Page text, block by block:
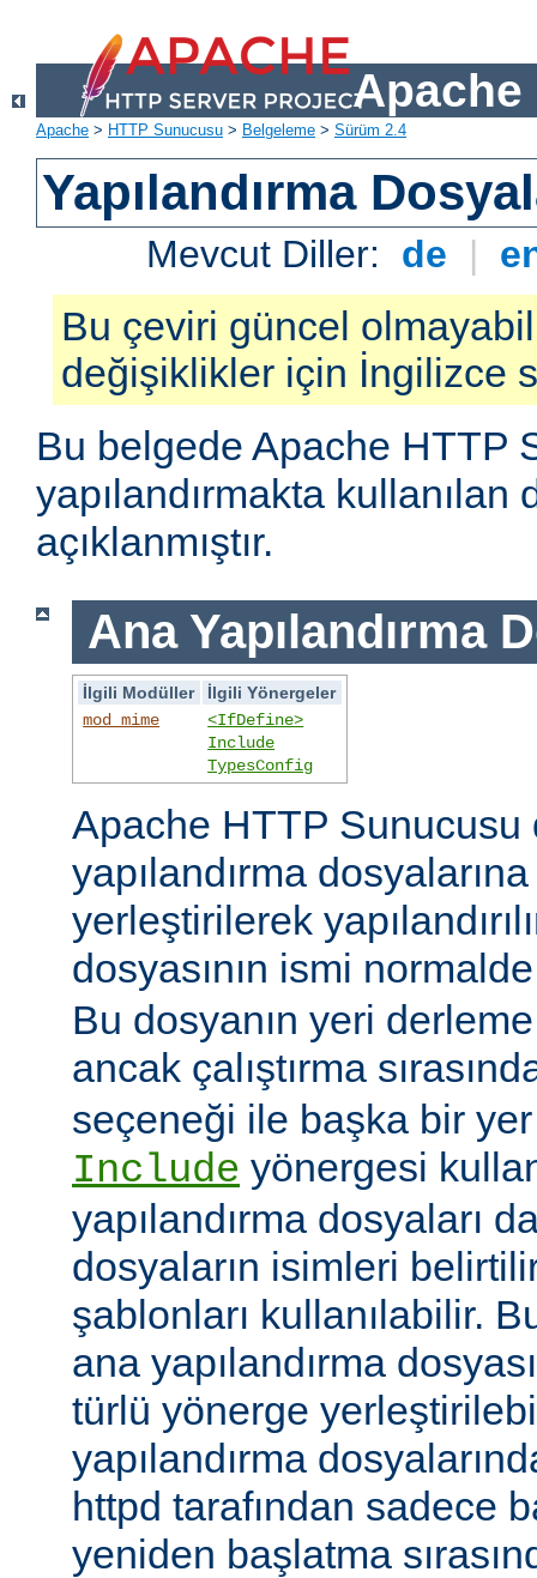
Apache
Apache > HTTP Sunucusu > Belgeleme > Sürüm 2.4
Yapılandırma
Mevcut Diller: de |
Bu çeviri güncel
değişiklikler için İngilizce
Bu belgede Apache HTTP
yapılandırmakta kullanılan
açıklanmıştır.
Ana Yapılandırma
İlgili Modüller
İlgili Yönergeler
mod_mime
<IfDefine>
Include
TypesConfig
Apache HTTP Sunucusu
yapılandırma
yerleştirilerek
dosyasının ismi
Bu dosyanın yeri
ancak çalıştırma
seçeneği ile başka bir
Include yönergesi
yapılandırma dosyaları
dosyaların isimleri
şablonları kullanılabilir.
ana yapılandırma
türlü yönerge
yapılandırma
httpd tarafından sadece
yeniden başlatma